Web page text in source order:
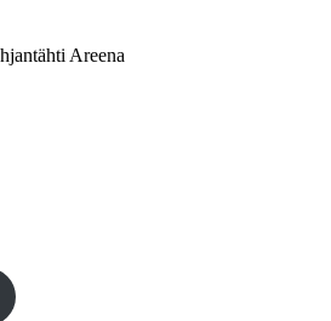
Areena